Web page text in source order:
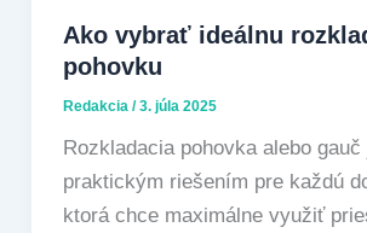
Ako vybrať ideálnu
pohovku
Redakcia /3. júla 2025
Rozkladacia pohovka alebo gauč
praktickým riešením pre každú
ktorá chce maximálne využiť